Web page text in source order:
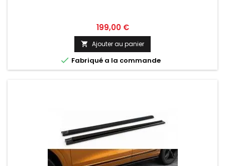
Prix
199,00 €
 Ajouter au panier
 Fabriqué a la commande